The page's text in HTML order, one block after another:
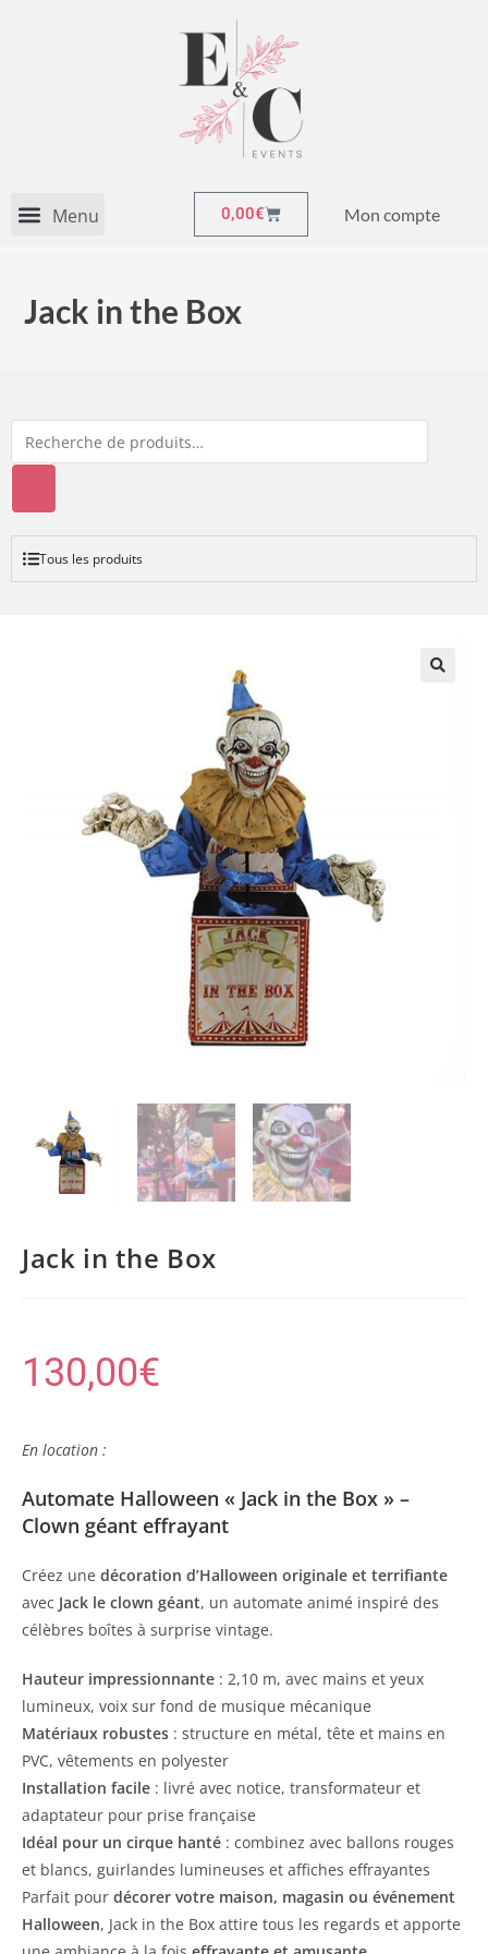
0,00€ Mon compte
Jack in the Box
Tous les produits
Jack in the Box
130,00€
En location :
Automate Halloween « Jack in the Box » –
Clown géant effrayant
Créez une décoration d’Halloween originale et terrifiante
avec Jack le clown géant, un automate animé inspiré des
célèbres boîtes à surprise vintage.
Hauteur impressionnante : 2,10 m, avec mains et yeux
lumineux, voix sur fond de musique mécanique
Matériaux robustes : structure en métal, tête et mains en
PVC, vêtements en polyester
Installation facile : livré avec notice, transformateur et
adaptateur pour prise française
Idéal pour un cirque hanté : combinez avec ballons rouges
et blancs, guirlandes lumineuses et affiches effrayantes
Parfait pour décorer votre maison, magasin ou événement
Halloween, Jack in the Box attire tous les regards et apporte